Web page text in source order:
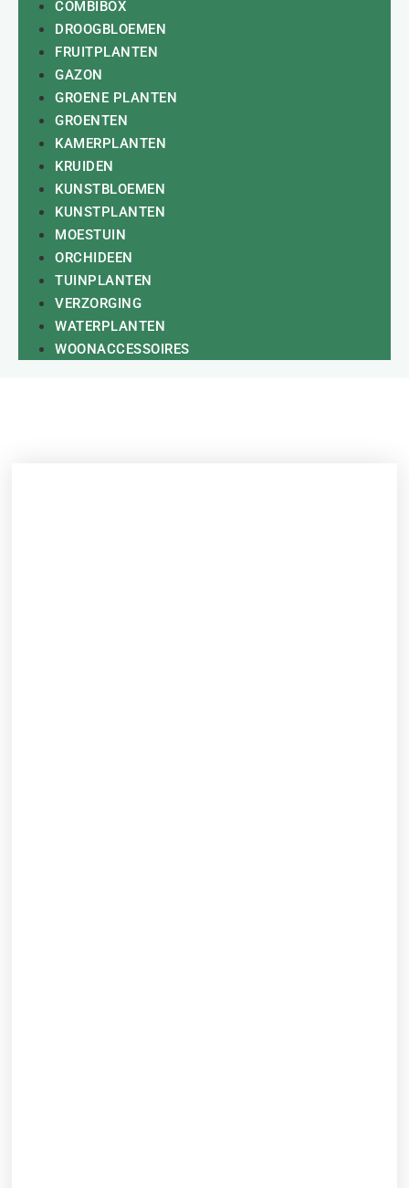
COMBIBOX
DROOGBLOEMEN
FRUITPLANTEN
GAZON
GROENE PLANTEN
GROENTEN
KAMERPLANTEN
KRUIDEN
KUNSTBLOEMEN
KUNSTPLANTEN
MOESTUIN
ORCHIDEEN
TUINPLANTEN
VERZORGING
WATERPLANTEN
WOONACCESSOIRES